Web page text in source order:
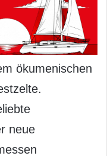
ökumenischen
neue